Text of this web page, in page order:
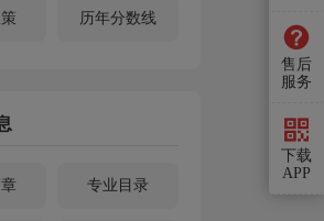
历年分数线
专业目录
售后
服务
下载
APP